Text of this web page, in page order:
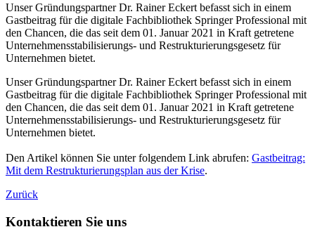
Unser Gründungspartner Dr. Rainer Eckert befasst sich in einem
Gastbeitrag für die digitale Fachbibliothek Springer Professional mit
den Chancen, die das seit dem 01. Januar 2021 in Kraft getretene
Unternehmensstabilisierungs- und Restrukturierungsgesetz für
Unternehmen bietet.
Unser Gründungspartner Dr. Rainer Eckert befasst sich in einem
Gastbeitrag für die digitale Fachbibliothek Springer Professional mit
den Chancen, die das seit dem 01. Januar 2021 in Kraft getretene
Unternehmensstabilisierungs- und Restrukturierungsgesetz für
Unternehmen bietet.
Den Artikel können Sie unter folgendem Link abrufen: Gastbeitrag:
Mit dem Restrukturierungsplan aus der Krise.
Zurück
Kontaktieren Sie uns